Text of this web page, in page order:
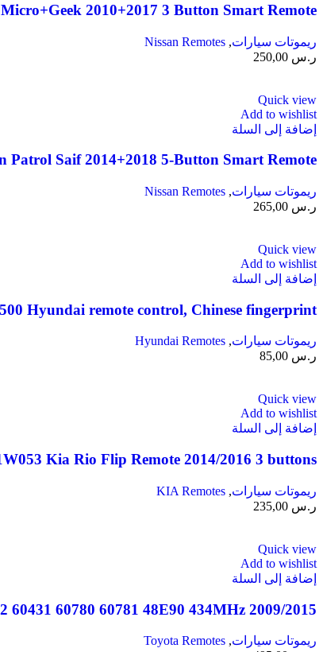
2010+2017 3 Button Smart Remote
ريموتات سيارات,
Nissan Remotes
ر.س
Quick view
Add to wishlist
إضافة إلى السلة
Patrol Saif 2014+2018 5-Button Smart Remote
ريموتات سيارات,
Nissan Remotes
ر.س
Quick view
Add to wishlist
إضافة إلى السلة
Hyundai remote control, Chinese fingerprint
ريموتات سيارات,
Hyundai Remotes
ر.س
Quick view
Add to wishlist
إضافة إلى السلة
Kia Rio Flip Remote 2014/2016 3 buttons
ريموتات سيارات,
KIA Remotes
ر.س
Quick view
Add to wishlist
إضافة إلى السلة
2009/2015 Toyota Land Cruiser Smart Remote Key 2 Buttons 60782 60432 60431 60780 60781 48E90 434MHz
ريموتات سيارات,
Toyota Remotes